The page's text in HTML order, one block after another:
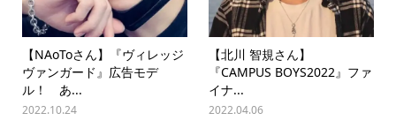
【NAoToさん】『ヴィレッジ
ヴァンガード』広告モデ
ル！ あ...
2022.10.24
【北川 智規さん】
『CAMPUS BOYS2022』ファ
イナ...
2022.04.06